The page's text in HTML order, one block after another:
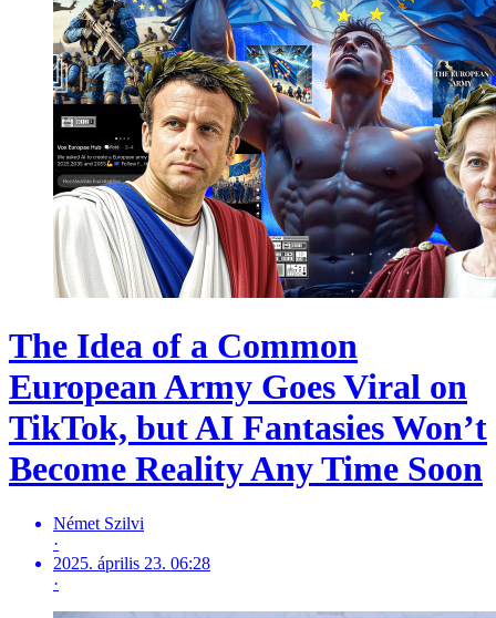
The Idea of a Common
European Army Goes Viral on
TikTok, but AI Fantasies Won’t
Become Reality Any Time Soon
Német Szilvi
·
2025. április 23. 06:28
·